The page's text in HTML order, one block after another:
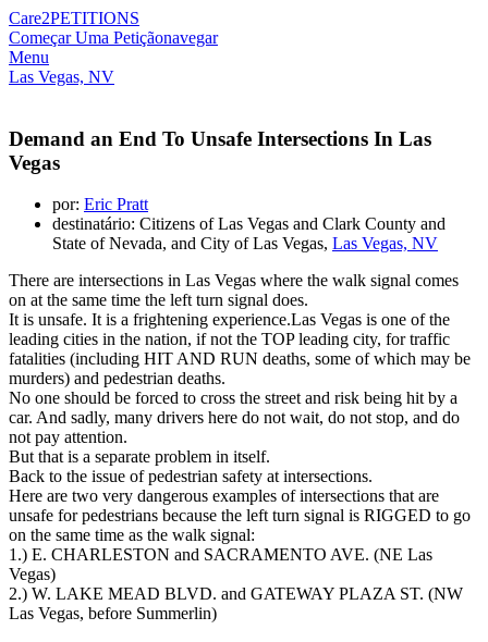
Care2PETITIONS
Começar Uma Petiçãonavegar
Menu
Las Vegas, NV
Demand an End To Unsafe Intersections In Las
Vegas
por: Eric Pratt
destinatário: Citizens of Las Vegas and Clark County and
State of Nevada, and City of Las Vegas, Las Vegas, NV
There are intersections in Las Vegas where the walk signal comes
on at the same time the left turn signal does.
It is unsafe. It is a frightening experience.Las Vegas is one of the
leading cities in the nation, if not the TOP leading city, for traffic
fatalities (including HIT AND RUN deaths, some of which may be
murders) and pedestrian deaths.
No one should be forced to cross the street and risk being hit by a
car. And sadly, many drivers here do not wait, do not stop, and do
not pay attention.
But that is a separate problem in itself.
Back to the issue of pedestrian safety at intersections.
Here are two very dangerous examples of intersections that are
unsafe for pedestrians because the left turn signal is RIGGED to go
on the same time as the walk signal:
1.) E. CHARLESTON and SACRAMENTO AVE. (NE Las
Vegas)
2.) W. LAKE MEAD BLVD. and GATEWAY PLAZA ST. (NW
Las Vegas, before Summerlin)